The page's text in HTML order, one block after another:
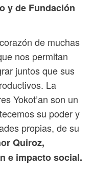
y de Fundación
de muchas
nos permitan
juntos que sus
La
Yokot’an son un
su poder y
propias, de su
Quiroz,
e impacto social.